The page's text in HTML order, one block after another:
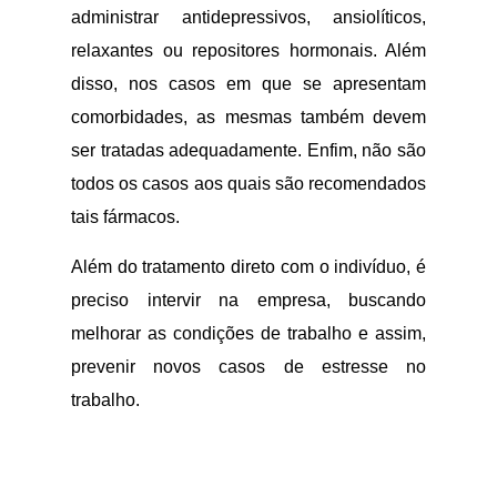
administrar antidepressivos, ansiolíticos,
relaxantes ou repositores hormonais. Além
disso, nos casos em que se apresentam
comorbidades, as mesmas também devem
ser tratadas adequadamente. Enfim, não são
todos os casos aos quais são recomendados
tais fármacos.
Além do tratamento direto com o indivíduo, é
preciso intervir na empresa, buscando
melhorar as condições de trabalho e assim,
prevenir novos casos de estresse no
trabalho.